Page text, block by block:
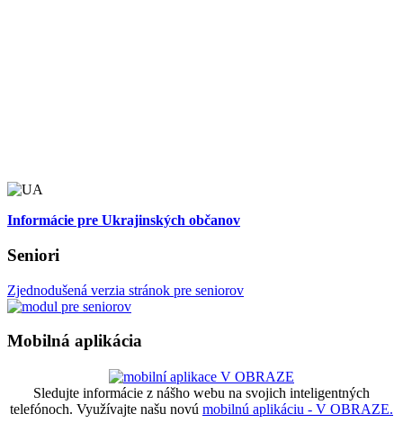
Informácie pre Ukrajinských občanov
Seniori
Zjednodušená verzia stránok pre seniorov
Mobilná aplikácia
Sledujte informácie z nášho webu na svojich inteligentných
telefónoch. Využívajte našu novú mobilnú aplikáciu - V OBRAZE.